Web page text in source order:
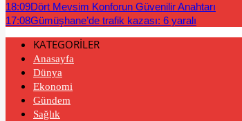
18:09Dört Mevsim Konforun Güvenilir Anahtarı
17:08Gümüşhane’de trafik kazası: 6 yaralı
KATEGORİLER
Anasayfa
Dünya
Ekonomi
Gündem
Sağlık